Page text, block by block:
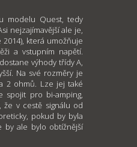
modelu Quest, tedy
nejzajímavější ale je,
která umožňuje
a vstupním napětí.
výhody třídy A,
Na své rozměry je
2 ohmů. Lze jej také
spojit pro bi-amping,
že v cestě signálu od
pokud by byla
by ale bylo obtížnější